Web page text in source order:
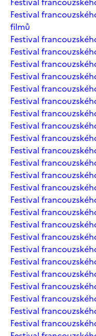
Festival
filmů
Festival
Festival
Festival
Festival
Festival
Festival
Festival
Festival
Festival
Festival
Festival
Festival
Festival
Festival
Festival
Festival
Festival
Festival
Festival
Festival
Festival
Festival
Festival
Festival